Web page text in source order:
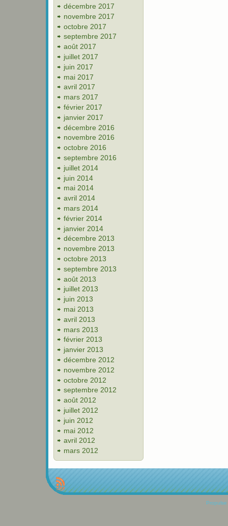
décembre 2017
novembre 2017
octobre 2017
septembre 2017
août 2017
juillet 2017
juin 2017
mai 2017
avril 2017
mars 2017
février 2017
janvier 2017
décembre 2016
novembre 2016
octobre 2016
septembre 2016
juillet 2014
juin 2014
mai 2014
avril 2014
mars 2014
février 2014
janvier 2014
décembre 2013
novembre 2013
octobre 2013
septembre 2013
août 2013
juillet 2013
juin 2013
mai 2013
avril 2013
mars 2013
février 2013
janvier 2013
décembre 2012
novembre 2012
octobre 2012
septembre 2012
août 2012
juillet 2012
juin 2012
mai 2012
avril 2012
mars 2012